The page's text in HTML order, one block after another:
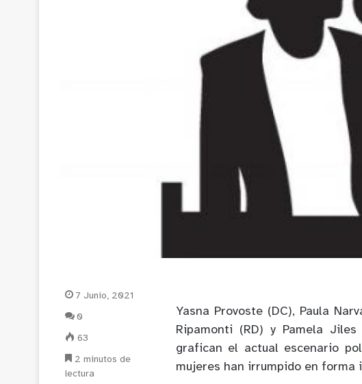
Yasna Provoste (DC), Paula
Ripamonti (RD) y Pamela
grafican el actual escenario
mujeres han irrumpido en forma
7 Junio, 2021
0
63
2 minutos de
lectura